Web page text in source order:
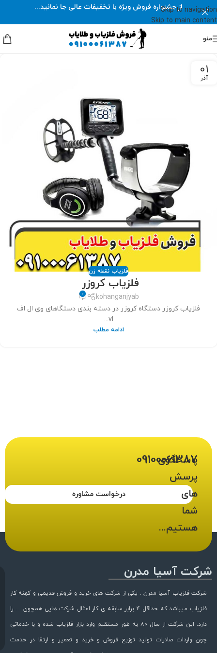
Skip to navigation
Skip to main content
از جشنواره فروش ویژه با تخفیفات عالی جا نمانید...
منو
01
آذر
فلزیاب نقطه زن
فلزیاب کروزر
kohanganjyab
0
فلزیاب کروزر دستگاه کروزر در دسته بندی دستگاهای وی ال اف
vl...
ادامه مطلب
درخواست مشاوره
پاسخگوی
پرسش
های
شما
هستیم...
09100061387
شرکت آسیا مدرن
شرکت فلزیاب آسیا مدرن : یکی از شرکت های خرید و فروش قدیمی و کهنه کار
فلزیاب میباشد که حداقل ۴ برابر سابقه ی کار امثال شرکت هایی همچون … را
دارد. این شرکت از سال ۸۰ به طور مستقیم وارد بازار فلزیاب شده و با خدماتی
چون واردات صادرات تولید توزیع فروش و خرید و تعمیر و ارتقا در خدمت